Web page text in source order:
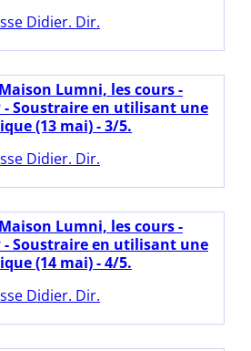
Didier. Dir.
Lumni, les cours -
- Soustraire en utilisant une
(13 mai) - 3/5.
Didier. Dir.
Lumni, les cours -
- Soustraire en utilisant une
(14 mai) - 4/5.
Didier. Dir.